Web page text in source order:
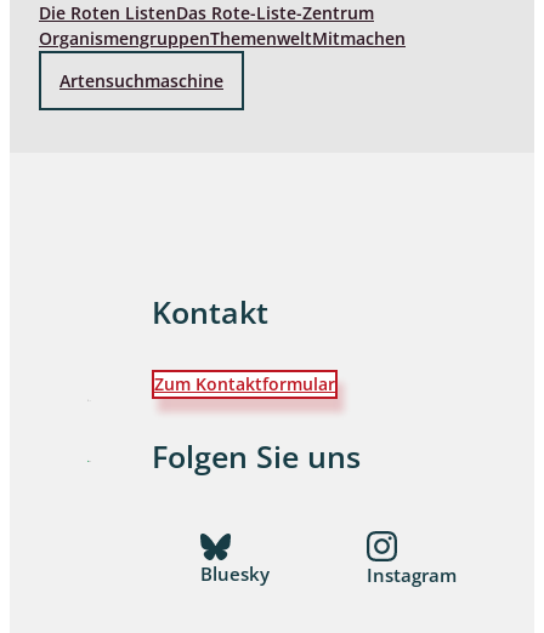
Die Roten ListenDas Rote-Liste-Zentrum
OrganismengruppenThemenweltMitmachen
Artensuchmaschine
Kontakt
Zum Kontaktformular
Folgen Sie uns
Bluesky Instagram